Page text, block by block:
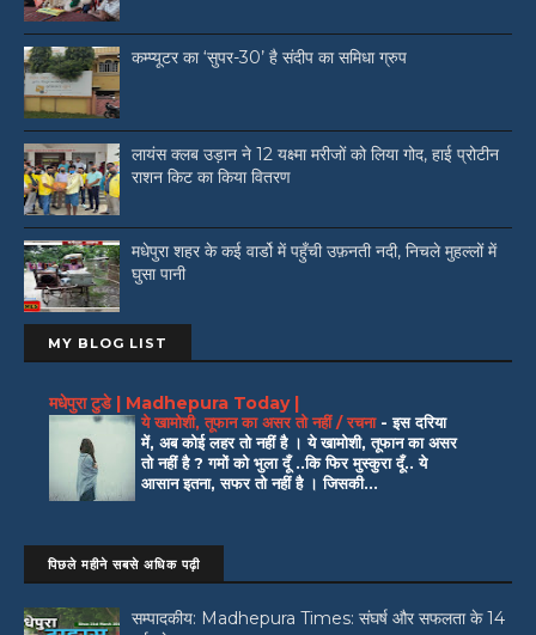
कम्प्यूटर का ‘सुपर-30’ है संदीप का समिधा ग्रुप
लायंस क्लब उड़ान ने 12 यक्ष्मा मरीजों को लिया गोद, हाई प्रोटीन
राशन किट का किया वितरण
मधेपुरा शहर के कई वार्डो में पहुँची उफ़नती नदी, निचले मुहल्लों में
घुसा पानी
MY BLOG LIST
मधेपुरा टुडे | Madhepura Today |
ये खामोशी, तूफान का असर तो नहीं / रचना -इस दरिया
में, अब कोई लहर तो नहीं है । ये खामोशी, तूफान का असर
तो नहीं है ? गमों को भुला दूँ ..कि फिर मुस्कुरा दूँ.. ये
आसान इतना, सफर तो नहीं है । जिसकी...
पिछले महीने सबसे अधिक पढ़ी
सम्पादकीय: Madhepura Times: संघर्ष और सफलता के 14